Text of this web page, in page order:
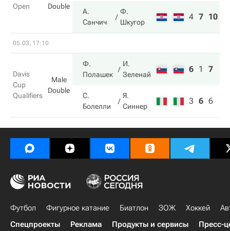
Open
Double
А.
Санчич
Ф.
Шкугор
4 7 10
05.03, 17:10
Davis
Cup
Qualifiers
Male
Double
Ф.
Полашек
И.
Зеленай
6 1 7
С.
Болелли
Я.
Синнер
3 6 6
Футбол Фигурное катание Биатлон ЗОЖ Хоккей
Спецпроекты
Реклама Продукты и сервисы Пресс-